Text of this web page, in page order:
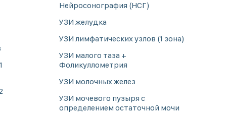
Нейросонография (НСГ)
УЗИ желудка
УЗИ лимфатических узлов (1 зона)
УЗИ малого таза +
Фоликуллометрия
УЗИ молочных желез
УЗИ мочевого пузыря с
определением остаточной мочи